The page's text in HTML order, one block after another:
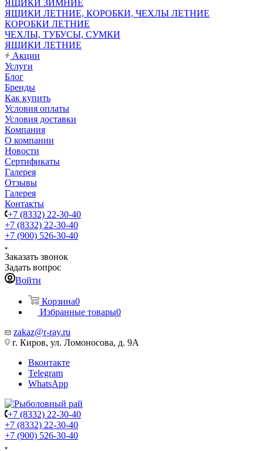
ЯЩИКИ ЗИМНИЕ
ЯЩИКИ ЛЕТНИЕ, КОРОБКИ, ЧЕХЛЫ ЛЕТНИЕ
КОРОБКИ ЛЕТНИЕ
ЧЕХЛЫ, ТУБУСЫ, СУМКИ
ЯЩИКИ ЛЕТНИЕ
Акции
Услуги
Блог
Бренды
Как купить
Условия оплаты
Условия доставки
Компания
О компании
Новости
Сертификаты
Галерея
Отзывы
Галерея
Контакты
+7 (8332) 22-30-40
+7 (8332) 22-30-40
+7 (900) 526-30-40
Заказать звонок
Задать вопрос
Войти
Корзина0
Избранные товары0
zakaz@r-ray.ru
г. Киров, ул. Ломоносова, д. 9А
Вконтакте
Telegram
WhatsApp
+7 (8332) 22-30-40
+7 (8332) 22-30-40
+7 (900) 526-30-40